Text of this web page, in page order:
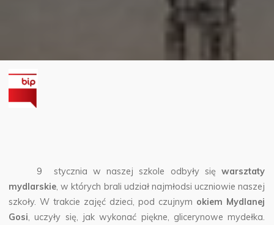
9 stycznia w naszej szkole odbyły się warsztaty
mydlarskie, w których brali udział najmłodsi uczniowie naszej
szkoły.W trakcie zajęć dzieci, pod czujnym okiem Mydlanej
Gosi, uczyły się, jak wykonać piękne, glicerynowe mydełka.